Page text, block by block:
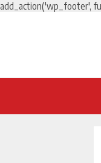
add_action('wp_footer',